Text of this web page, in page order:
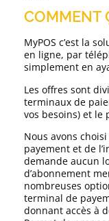
COMMENT
MyPOS c’est la
en ligne, par
simplement en
Les offres sont
terminaux de
vos besoins) et le
Nous avons
payement et de
demande aucun
d’abonnement
nombreuses
terminal de
donnant accès à